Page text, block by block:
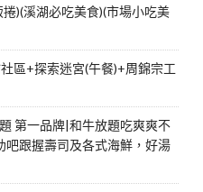
)(溪湖必吃美食)(市場小吃美
區+探索迷宮(午餐)+周錦宗工
第一品牌|和牛放題吃爽爽不
吧跟握壽司及各式海鮮，好湯